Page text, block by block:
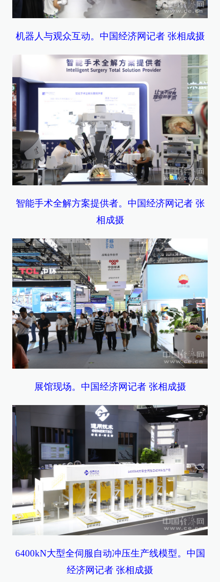
机器人与观众互动。中国经济网记者 张相成摄
智能手术全解方案提供者。中国经济网记者 张
相成摄
展馆现场。中国经济网记者 张相成摄
6400kN大型全伺服自动冲压生产线模型。中国
经济网记者 张相成摄